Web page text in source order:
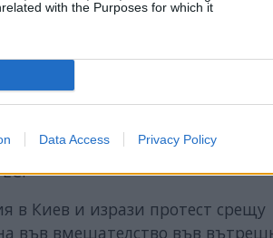
with the Purposes for which it
Data Access Privacy Policy
плакатите.
петиция срещу финансирането
да отпусне на Украйна 90
в Киев и изрази протест срещу
във вмешателство във